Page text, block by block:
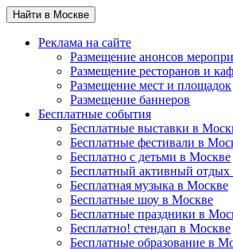
Найти в Москве
Реклама на сайте
Размещение анонсов
Размещение ресторанов и
Размещение мест и площадок
Размещение баннеров
Бесплатные события
Бесплатные выставки в
Бесплатные фестивали в
Бесплатно с детьми в Москве
Бесплатный активный
Бесплатная музыка в Москве
Бесплатные шоу в Москве
Бесплатные праздники в
Бесплатно! стендап в Москве
Бесплатные образование в